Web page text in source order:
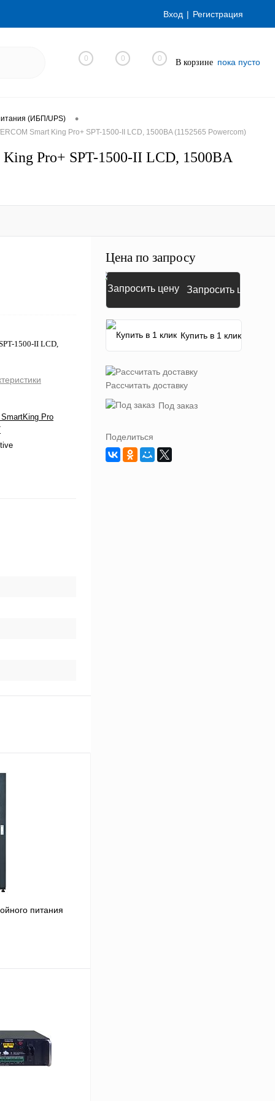
Вход Регистрация
0 0 0 В корзине пока пусто
(ИБП/UPS) •
Smart King Pro+ SPT-1500-II LCD, 1500ВA (1152565 Powercom)
King Pro+ SPT-1500-II LCD, 1500ВA
1500-II LCD,
Pro
питания
заказ
Цена по запросу
Запросить цену
Купить в 1 клик
Рассчитать доставку
Под заказ
Поделиться